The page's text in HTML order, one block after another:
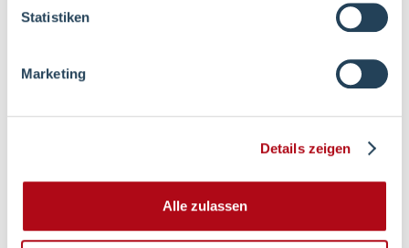
Statistiken
Marketing
Details zeigen
Alle zulassen